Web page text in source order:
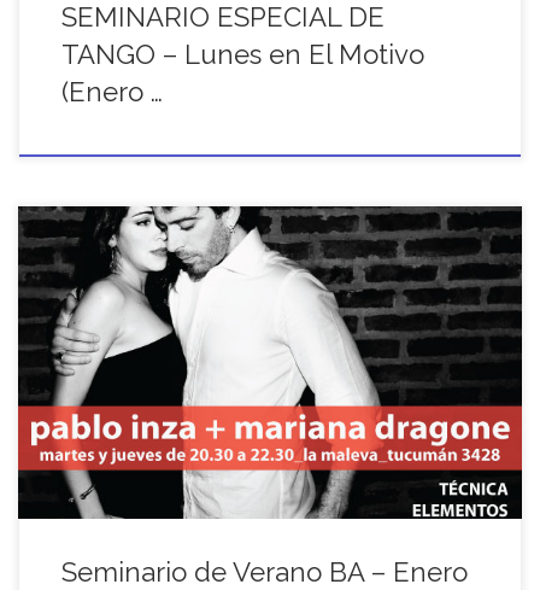
SEMINARIO ESPECIAL DE
TANGO – Lunes en El Motivo
(Enero …
PABLO INZA y MARIANA DRAGONE TODO PARA LA PISTA –
Clases de Tango Seminario de Verano – Enero y Febrero 2013
Clases MARTES y JUEVES de 20.30 a 22.30 La […]
Seminario de Verano BA – Enero